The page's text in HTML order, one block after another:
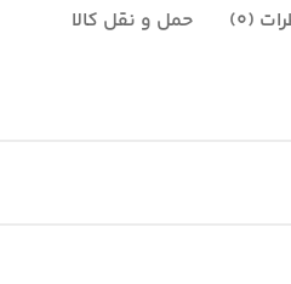
(0) حمل و نقل کالا